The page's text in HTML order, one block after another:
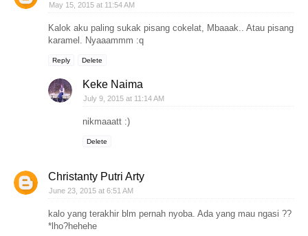
May 15, 2015 at 11:54 AM
Kalok aku paling sukak pisang cokelat, Mbaaak.. Atau pisang
karamel. Nyaaammm :q
Reply Delete
Keke Naima
July 9, 2015 at 11:14 AM
nikmaaatt :)
Delete
Christanty Putri Arty
June 23, 2015 at 6:51 AM
kalo yang terakhir blm pernah nyoba. Ada yang mau ngasi ??
*lho?hehehe